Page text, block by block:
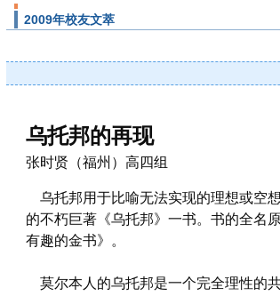
2009年校友文萃
乌托邦的再现
张时贤（福州）高四组
乌托邦用于比喻无法实现的理想或空
的不朽巨著《乌托邦》一书。书的全名
有趣的金书》。
莫尔本人的乌托邦是一个完全理性的